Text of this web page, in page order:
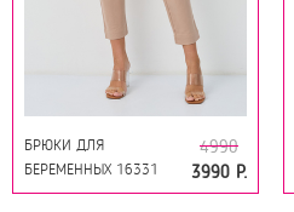
БРЮКИ ДЛЯ
БЕРЕМЕННЫХ 16331
БЕЖЕВЫЙ
4990
3990 Р.